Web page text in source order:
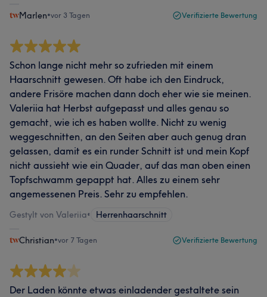
Marlen•vor 3 Tagen Verifizierte Bewertung
Schon lange nicht mehr so zufrieden mit einem
Haarschnitt gewesen. Oft habe ich den Eindruck,
andere Frisöre machen dann doch eher wie sie meinen.
Valeriia hat Herbst aufgepasst und alles genau so
gemacht, wie ich es haben wollte. Nicht zu wenig
weggeschnitten, an den Seiten aber auch genug dran
gelassen, damit es ein runder Schnitt ist und mein Kopf
nicht aussieht wie ein Quader, auf das man oben einen
Topfschwamm gepappt hat. Alles zu einem sehr
angemessenen Preis. Sehr zu empfehlen.
Gestylt von Valeriia• Herrenhaarschnitt
Christian•vor 7 Tagen Verifizierte Bewertung
Der Laden könnte etwas einladender gestaltete sein